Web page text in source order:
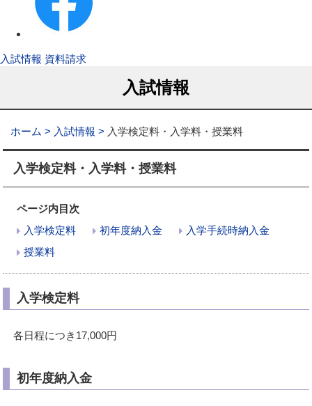
入試情報 資料請求
入試情報
ホーム 入試情報 入学検定料・入学料・授業料
入学検定料・入学料・授業料
ページ内目次
入学検定料
初年度納入金
入学手続時納入金
授業料
入学検定料
各日程につき17,000円
初年度納入金